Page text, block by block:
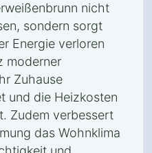
nicht
sondern sorgt
Energie verloren
moderner
Zuhause
und die Heizkosten
Zudem verbessert
das Wohnklima